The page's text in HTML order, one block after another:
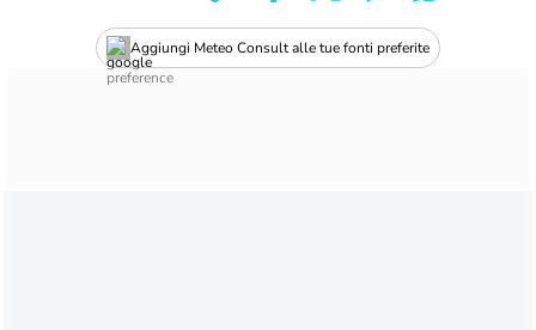
Aggiungi Meteo Consult alle tue fonti preferite